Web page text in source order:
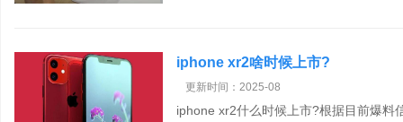
iphone xr2啥时候上市?
更新时间：2025-08
iphone xr2什么时候上市?根据目前爆料